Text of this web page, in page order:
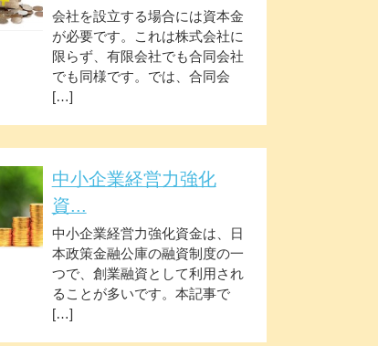
会社を設立する場合には資本金
が必要です。これは株式会社に
限らず、有限会社でも合同会社
でも同様です。では、合同会
[…]
中小企業経営力強化
資...
中小企業経営力強化資金は、日
本政策金融公庫の融資制度の一
つで、創業融資として利用され
ることが多いです。本記事で
[…]